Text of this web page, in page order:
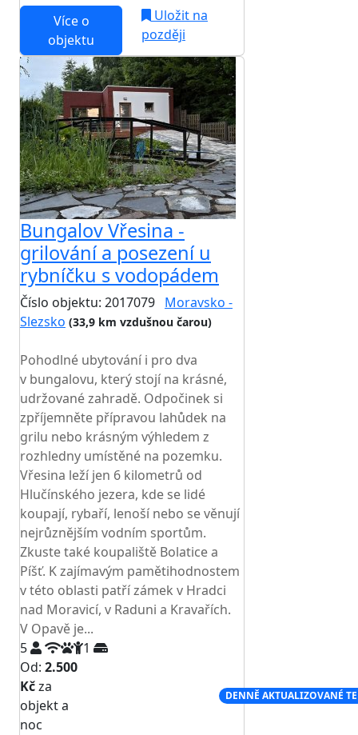
Více o
objektu
Uložit na
později
Bungalov Vřesina -
grilování a posezení u
rybníčku s vodopádem
Číslo objektu: 2017079 Moravsko -
Slezsko (33,9 km vzdušnou čarou)
Pohodlné ubytování i pro dva
v bungalovu, který stojí na krásné,
udržované zahradě. Odpočinek si
zpříjemněte přípravou lahůdek na
grilu nebo krásným výhledem z
rozhledny umístěné na pozemku.
Vřesina leží jen 6 kilometrů od
Hlučínského jezera, kde se lidé
koupají, rybaří, lenoší nebo se věnují
nejrůznějším vodním sportům.
Zkuste také koupaliště Bolatice a
Píšť. K zajímavým pamětihodnostem
v této oblasti patří zámek v Hradci
nad Moravicí, v Raduni a Kravařích.
V Opavě je...
5
1
Od: 2.500
Kčza
objekt a
noc
DENNĚ AKTUALIZOVANÉ